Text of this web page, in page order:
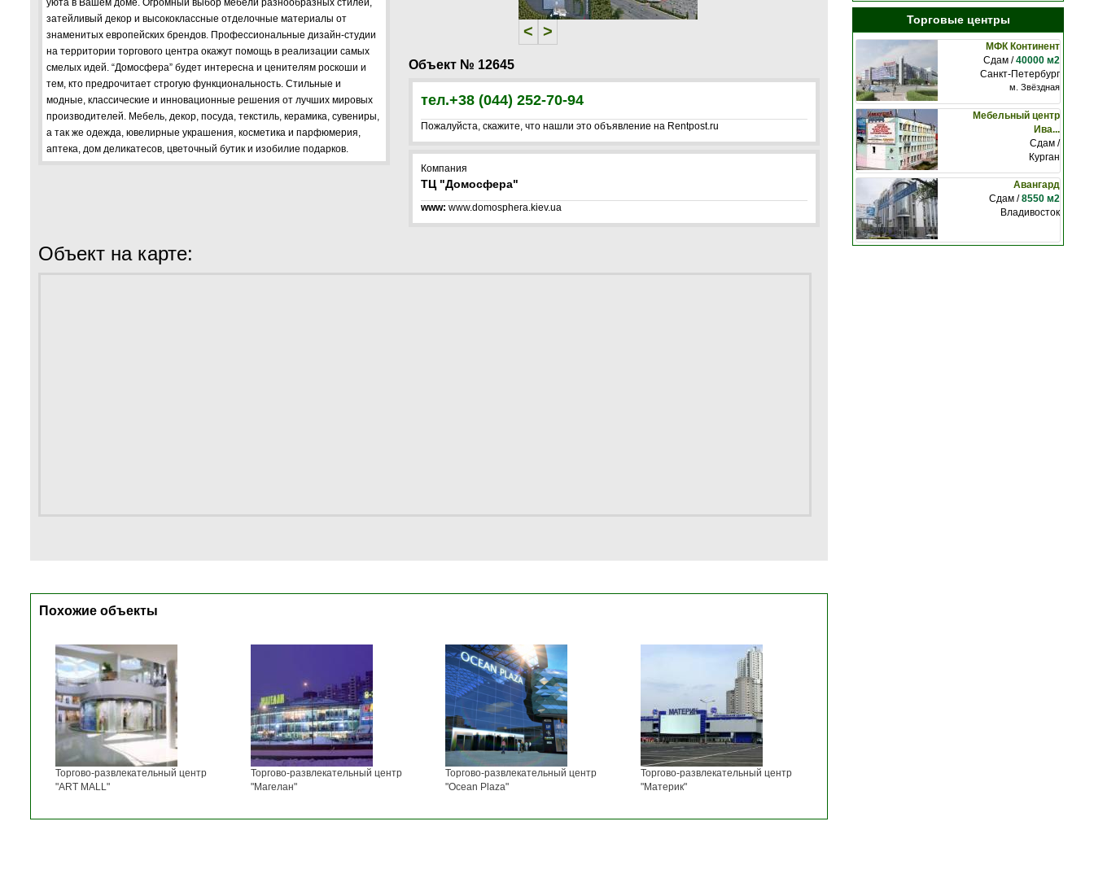
< >
Объект № 12645
тел.+38 (044) 252-70-94
Пожалуйста, скажите, что нашли это объявление на Rentpost.ru
Компания
ТЦ "Домосфера"
www: www.domosphera.kiev.ua
уюта в Вашем доме. Огромный выбор мебели разнообразных стилей,
затейливый декор и высококлассные отделочные материалы от
знаменитых европейских брендов. Профессиональные дизайн-студии
на территории торгового центра окажут помощь в реализации самых
смелых идей. “Домосфера” будет интересна и ценителям роскоши и
тем, кто предрочитает строгую функциональность. Стильные и
модные, классические и инновационные решения от лучших мировых
производителей. Мебель, декор, посуда, текстиль, керамика, сувениры,
а так же одежда, ювелирные украшения, косметика и парфюмерия,
аптека, дом деликатесов, цветочный бутик и изобилие подарков.
Объект на карте:
Похожие объекты
Торгово-развлекательный центр
"ART MALL"
Торгово-развлекательный центр
"Магелан"
Торгово-развлекательный центр
"Ocean Plaza"
Торгово-развлекательный центр
"Материк"
Торговые центры
МФК Континент
Сдам /40000 м2
Санкт-Петербург
м. Звёздная
Мебельный центр
Ива...
Сдам /
Курган
Авангард
Сдам /8550 м2
Владивосток